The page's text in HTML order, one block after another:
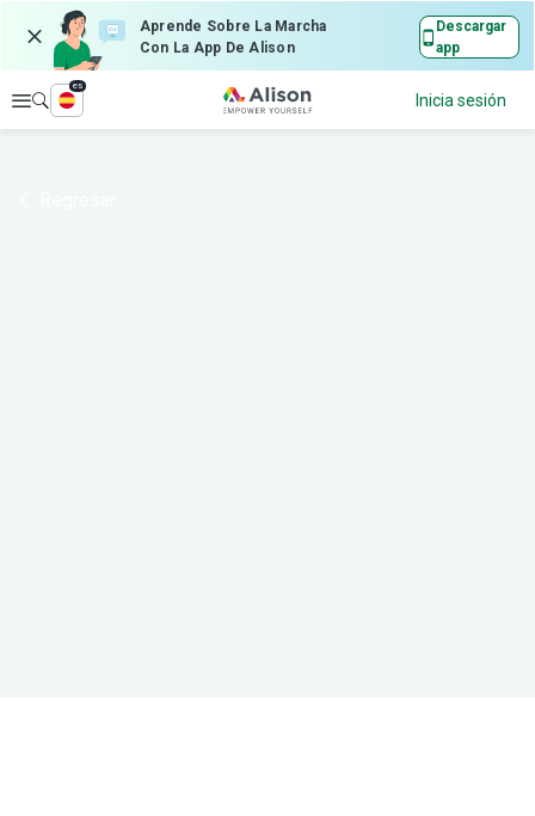
Aprende Sobre La Marcha
Con La App De Alison
Descargar
app
Explorar
es
Inicia sesión